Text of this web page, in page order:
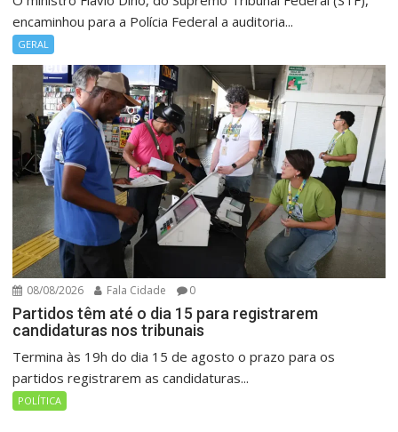
encaminhou para a Polícia Federal a auditoria...
GERAL
08/08/2026 Fala Cidade 0
Partidos têm até o dia 15 para registrarem
candidaturas nos tribunais
Termina às 19h do dia 15 de agosto o prazo para os
partidos registrarem as candidaturas...
POLÍTICA